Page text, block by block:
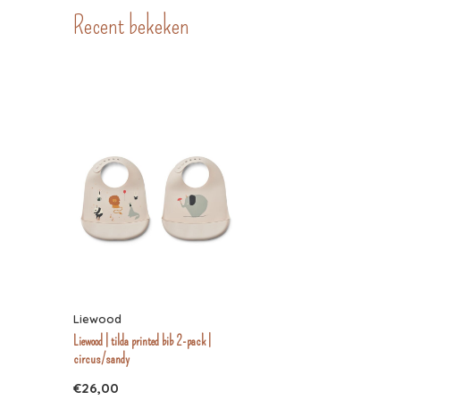
Recent bekeken
Liewood
Liewood | tilda printed bib 2-pack |
circus/sandy
€26,00